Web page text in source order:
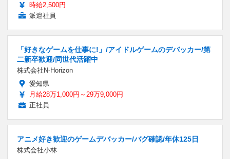
時給2,500円
派遣社員
「好きなゲームを仕事に!」/アイドルゲームのデバッカー/第
二新卒歓迎/同世代活躍中
株式会社N-Horizon
愛知県
月給28万1,000円～29万9,000円
正社員
アニメ好き歓迎のゲームデバッカー/バグ確認/年休125日
株式会社小林